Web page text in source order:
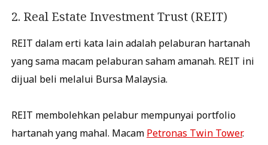
2. Real Estate Investment Trust (REIT)
REIT dalam erti kata lain adalah pelaburan hartanah
yang sama macam pelaburan saham amanah. REIT ini
dijual beli melalui Bursa Malaysia.
REIT membolehkan pelabur mempunyai portfolio
hartanah yang mahal. Macam Petronas Twin Tower.